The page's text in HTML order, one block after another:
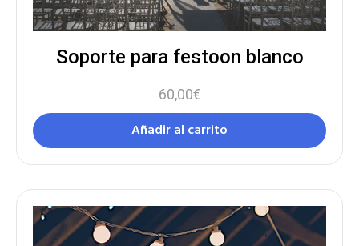
Soporte para festoon blanco
60,00€
Añadir al carrito